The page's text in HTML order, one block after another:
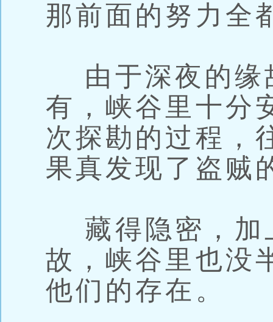
那前面的努力全
由于深夜的缘
有，峡谷里十分
次探勘的过程，
果真发现了盗贼
藏得隐密，加
故，峡谷里也没
他们的存在。